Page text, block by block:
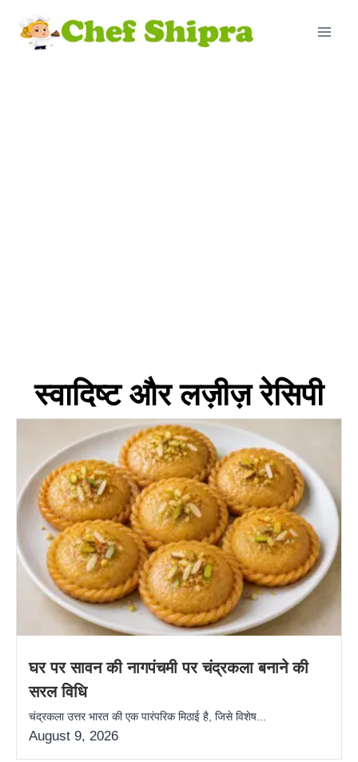
स्वादिष्ट और लज़ीज़ रेसिपी
घर पर सावन की नागपंचमी पर चंद्रकला बनाने की
सरल विधि
चंद्रकला उत्तर भारत की एक पारंपरिक मिठाई है, जिसे विशेष...
August 9, 2026